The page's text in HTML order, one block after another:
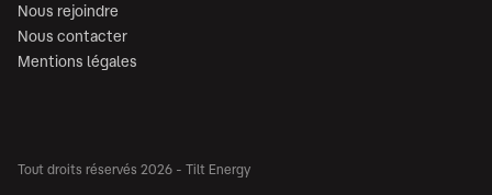
Nous rejoindre
Nous contacter
Mentions légales
Tout droits réservés 2026 - Tilt Energy